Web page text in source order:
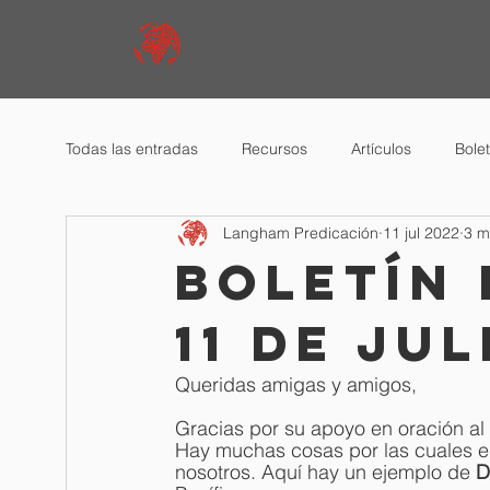
Todas las entradas Recursos Artículos
Boletín
11 de
Langham Predicación 11 jul 2022 3
Queridas amigas y amigos,
Gracias por su apoyo en oración
Hay muchas cosas por las cuales
nosotros. Aquí hay un ejemplo de